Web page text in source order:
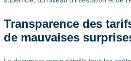
Transparence des
de mauvaises